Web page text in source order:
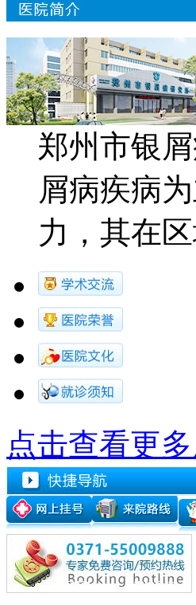
郑州市银
屑病疾病
力，其在
点击查看更